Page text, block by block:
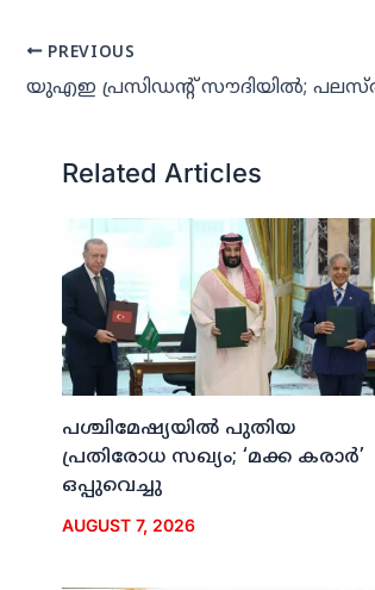
PREVIOUS
Related Articles
പശ്ചിമേഷ്യയില്‍ പുതിയ
പ്രതിരോധ സഖ്യം; ‘മക്ക കരാര്‍’
ഒപ്പുവെച്ചു
AUGUST 7, 2026